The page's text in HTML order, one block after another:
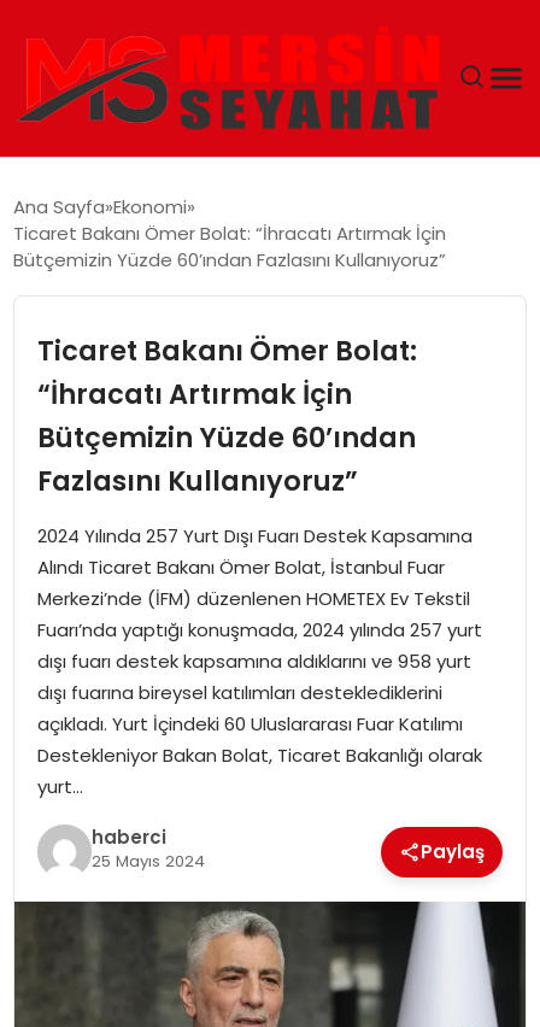
EKONOMI
TEKNOLOJI
GÜNCEL
Ana Sayfa Ekonomi
Ticaret Bakanı Ömer Bolat: “İhracatı Artırmak İçin
Bütçemizin Yüzde 60’ından Fazlasını Kullanıyoruz”
Ticaret Bakanı Ömer Bolat:
“İhracatı Artırmak İçin
Bütçemizin Yüzde 60’ından
Fazlasını Kullanıyoruz”
2024 Yılında 257 Yurt Dışı Fuarı Destek Kapsamına
Alındı Ticaret Bakanı Ömer Bolat, İstanbul Fuar
Merkezi’nde (İFM) düzenlenen HOMETEX Ev Tekstil
Fuarı’nda yaptığı konuşmada, 2024 yılında 257 yurt
dışı fuarı destek kapsamına aldıklarını ve 958 yurt
dışı fuarına bireysel katılımları desteklediklerini
açıkladı. Yurt İçindeki 60 Uluslararası Fuar Katılımı
Destekleniyor Bakan Bolat, Ticaret Bakanlığı olarak
yurt…
haberci
25 Mayıs 2024 Paylaş